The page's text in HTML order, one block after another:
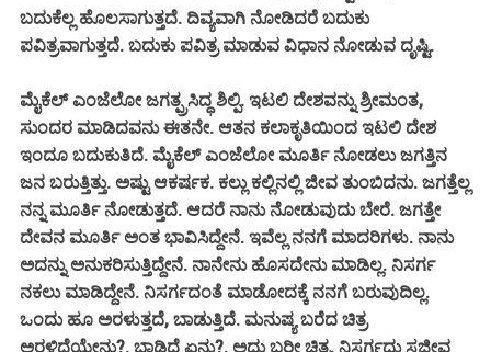
ಬದುಕೆಲ್ಲ ಹೊಲಸಾಗುತ್ತದೆ. ದಿವ್ಯವಾಗಿ ನೋಡಿದರೆ ಬದುಕು
ಪವಿತ್ರವಾಗುತ್ತದೆ. ಬದುಕು ಪವಿತ್ರ ಮಾಡುವ ವಿಧಾನ ನೋಡುವ ದೃಷ್ಟಿ.
ಮೈಕೆಲ್ ಎಂಜೆಲೋ ಜಗತ್ಪ್ರಸಿದ್ಧ ಶಿಲ್ಪಿ. ಇಟಲಿ ದೇಶವನ್ನು ಶ್ರೀಮಂತ,
ಸುಂದರ ಮಾಡಿದವನು ಈತನೇ. ಆತನ ಕಲಾಕೃತಿಯಿಂದ ಇಟಲಿ ದೇಶ
ಇಂದೂ ಬದುಕುತಿದೆ. ಮೈಕೆಲ್ ಎಂಜೆಲೋ ಮೂರ್ತಿ ನೋಡಲು ಜಗತ್ತಿನ
ಜನ ಬರುತ್ತಿತ್ತು. ಅಷ್ಟು ಆಕರ್ಷಕ. ಕಲ್ಲು ಕಲ್ಲಿನಲ್ಲಿ ಜೀವ ತುಂಬಿದನು. ಜಗತ್ತೆಲ್ಲ
ನನ್ನ ಮೂರ್ತಿ ನೋಡುತ್ತದೆ. ಆದರೆ ನಾನು ನೋಡುವುದು ಬೇರೆ. ಜಗತ್ತೇ
ದೇವನ ಮೂರ್ತಿ ಅಂತ ಭಾವಿಸಿದ್ದೇನೆ. ಇವೆಲ್ಲ ನನಗೆ ಮಾದರಿಗಳು. ನಾನು
ಅದನ್ನು ಅನುಕರಿಸುತ್ತಿದ್ದೇನೆ. ನಾನೇನು ಹೊಸದೇನು ಮಾಡಿಲ್ಲ. ನಿಸರ್ಗ
ನಕಲು ಮಾಡಿದ್ದೇನೆ. ನಿಸರ್ಗದಂತೆ ಮಾಡೋದಕ್ಕೆ ನನಗೆ ಬರುವುದಿಲ್ಲ.
ಒಂದು ಹೂ ಅರಳುತ್ತದೆ, ಬಾಡುತ್ತಿದೆ. ಮನುಷ್ಯ ಬರೆದ ಚಿತ್ರ
ಅರಳಿದೆಯೇನು?. ಬಾಡಿದೆ ಏನು?. ಅದು ಬರೀ ಚಿತ್ರ. ನಿಸರ್ಗದ್ದು ಸಜೀವ